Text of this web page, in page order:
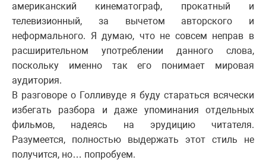
американский кинематограф, прокатный и
телевизионный, за вычетом авторского и
неформального. Я думаю, что не совсем неправ в
расширительном употреблении данного слова,
поскольку именно так его понимает мировая
аудитория.
В разговоре о Голливуде я буду стараться всячески
избегать разбора и даже упоминания отдельных
фильмов, надеясь на эрудицию читателя.
Разумеется, полностью выдержать этот стиль не
получится, но… попробуем.